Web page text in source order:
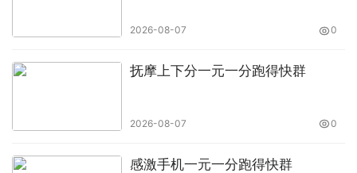
2026-08-07 0
抚摩上下分一元一分跑得快群
2026-08-07 0
感激手机一元一分跑得快群